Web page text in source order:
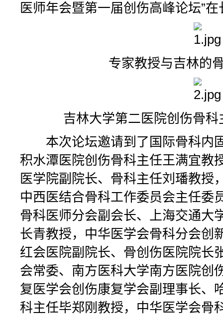
医师年会暨第一届创伤高峰论坛”
专家教授与吉林的骨
吉林大学第二医院创伤骨科
本次论坛邀请到了国际骨科内
积水潭医院创伤骨科主任王满宜教
医学院副院长、骨科主任刘璠教授
中西医结合骨科工作委员会主任委
骨科医师分会副会长、上海交通大
长青教授，中华医学会骨科分会创
红会医院副院长、骨创伤医院院长
会常委、南方医科大学南方医院创
复医学会创伤康复学会副理事长、
科主任毕郑刚教授，中华医学会骨